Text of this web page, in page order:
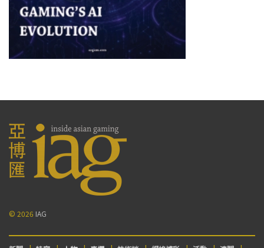
© 2026 IAG